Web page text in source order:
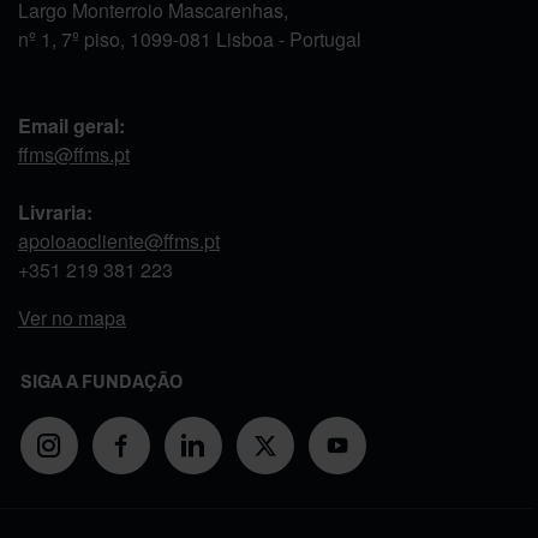
Largo Monterroio Mascarenhas,
nº 1, 7º piso, 1099-081 Lisboa - Portugal
Email geral:
ffms@ffms.pt
Livraria:
apoioaocliente@ffms.pt
+351 219 381 223
Ver no mapa
SIGA A FUNDAÇÃO